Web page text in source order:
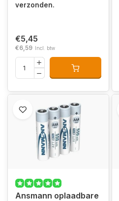
verzonden.
€5,45
€6,59 Incl. btw
Ansmann oplaadbare